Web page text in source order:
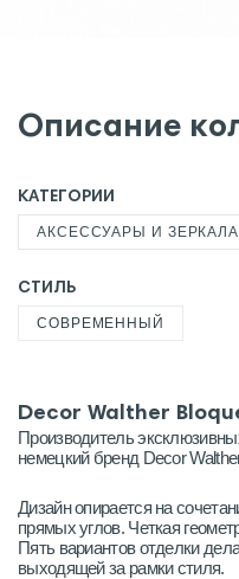
Описание
КАТЕГОРИИ
АКСЕССУАРЫ И ЗЕРКАЛА
СТИЛЬ
СОВРЕМЕННЫЙ
Decor Walther
Производитель
немецкий бренд Decor
Дизайн опирается на
прямых углов. Четкая
Пять вариантов отделки
выходящей за рамки стиля.